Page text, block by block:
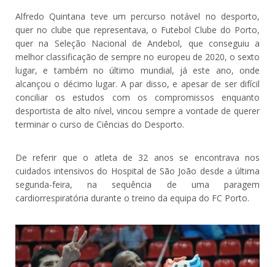
Alfredo Quintana teve um percurso notável no desporto,
quer no clube que representava, o Futebol Clube do Porto,
quer na Seleção Nacional de Andebol, que conseguiu a
melhor classificação de sempre no europeu de 2020, o sexto
lugar, e também no último mundial, já este ano, onde
alcançou o décimo lugar. A par disso, e apesar de ser difícil
conciliar os estudos com os compromissos enquanto
desportista de alto nível, vincou sempre a vontade de querer
terminar o curso de Ciências do Desporto.
De referir que o atleta de 32 anos se encontrava nos
cuidados intensivos do Hospital de São João desde a última
segunda-feira, na sequência de uma paragem
cardiorrespiratória durante o treino da equipa do FC Porto.